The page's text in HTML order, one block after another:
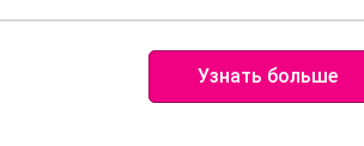
Узнать больше